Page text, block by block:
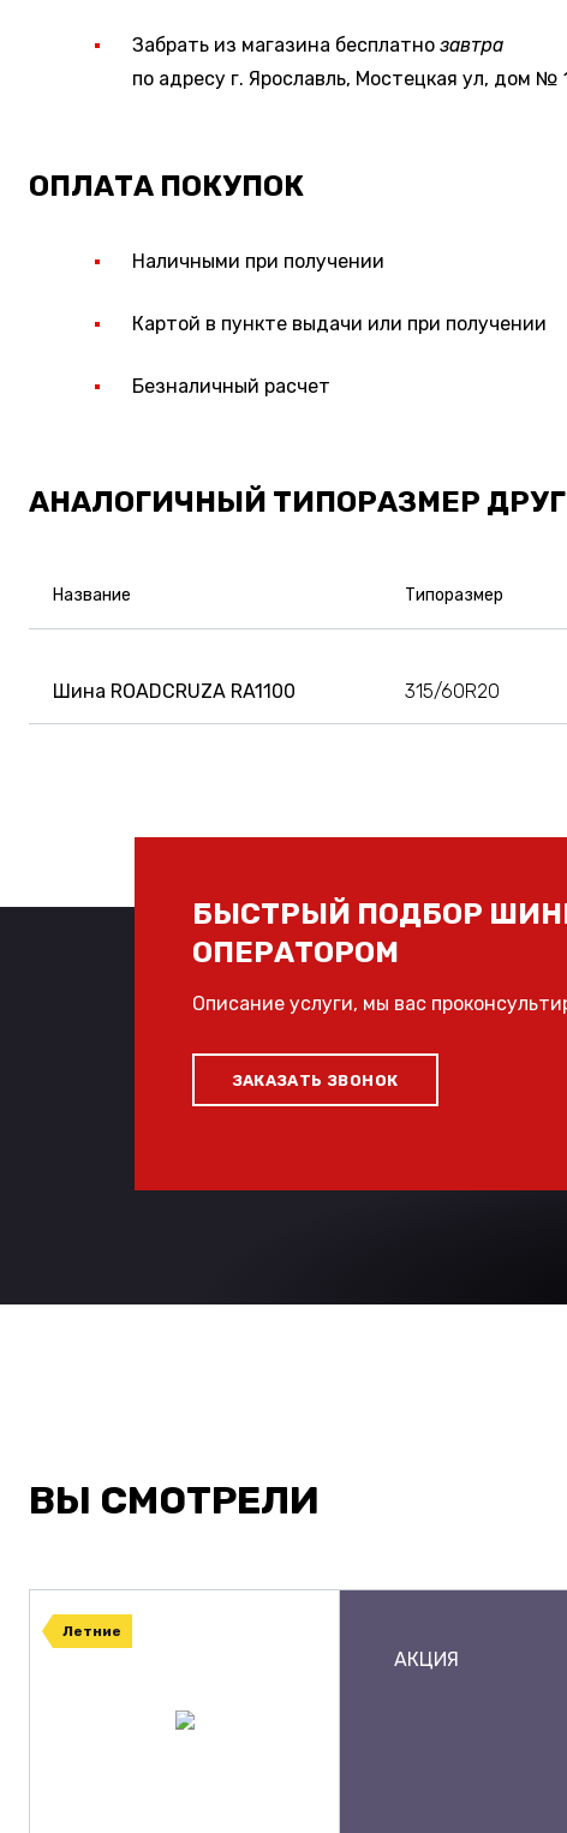
Забрать из магазина бесплатно завтра
по адресу г. Ярославль, Мостецкая ул, дом №
ОПЛАТА ПОКУПОК
Наличными при получении
Картой в пункте выдачи или при получении
Безналичный расчет
АНАЛОГИЧНЫЙ ТИПОРАЗМЕР
Название Типоразмер
Шина ROADCRUZA RA1100 315/60R20
БЫСТРЫЙ ПОДБОР
ОПЕРАТОРОМ
Описание услуги, мы вас
ЗАКАЗАТЬ ЗВОНОК
ВЫ СМОТРЕЛИ
Летние
АКЦИЯ